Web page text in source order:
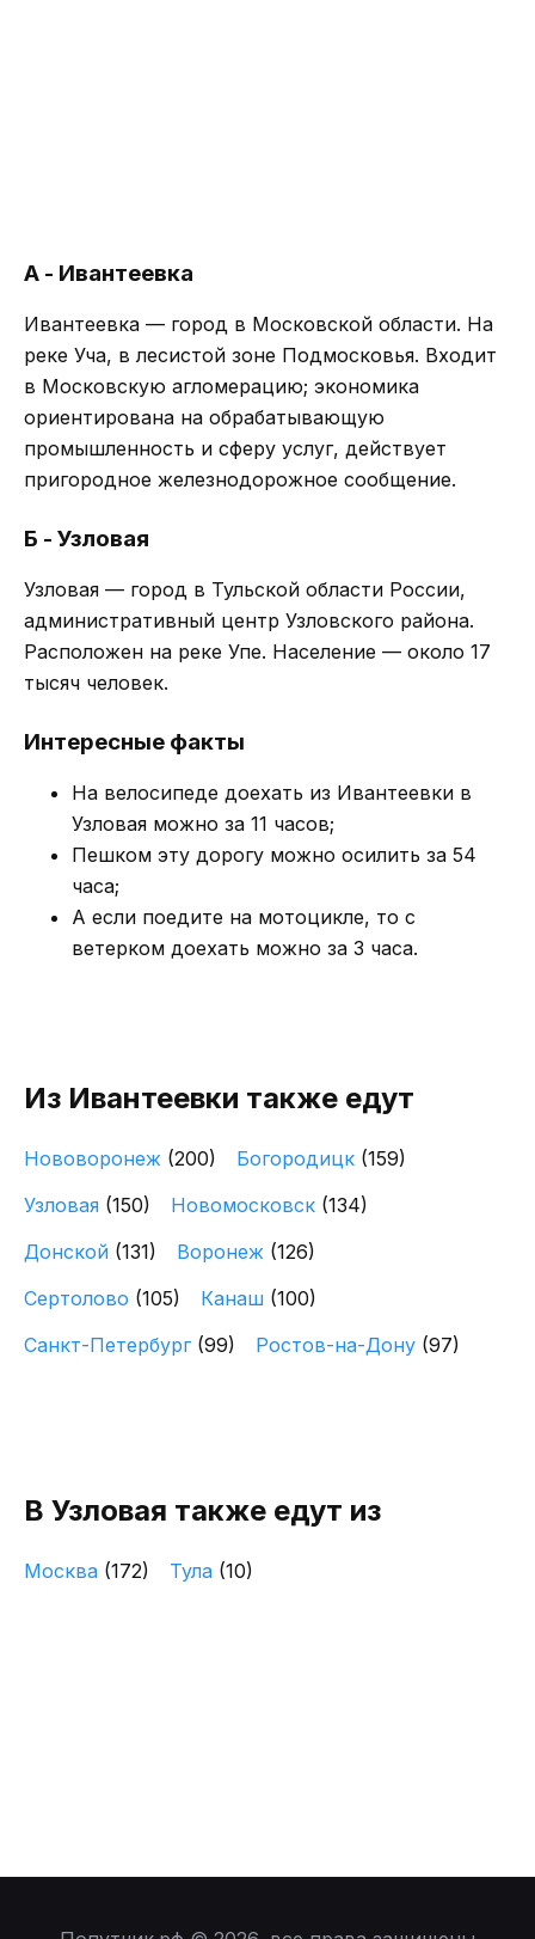
А - Ивантеевка
Ивантеевка — город в Московской области. На
реке Уча, в лесистой зоне Подмосковья. Входит
в Московскую агломерацию; экономика
ориентирована на обрабатывающую
промышленность и сферу услуг, действует
пригородное железнодорожное сообщение.
Б - Узловая
Узловая — город в Тульской области России,
административный центр Узловского района.
Расположен на реке Упе. Население — около 17
тысяч человек.
Интересные факты
На велосипеде доехать из Ивантеевки в
Узловая можно за 11 часов;
Пешком эту дорогу можно осилить за 54
часа;
А если поедите на мотоцикле, то с
ветерком доехать можно за 3 часа.
Из Ивантеевки также едут
Нововоронеж (200) Богородицк (159)
Узловая (150) Новомосковск (134)
Донской (131) Воронеж (126)
Сертолово (105) Канаш (100)
Санкт-Петербург (99) Ростов-на-Дону (97)
В Узловая также едут из
Москва (172) Тула (10)